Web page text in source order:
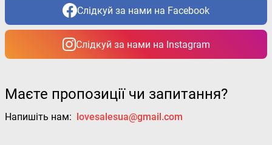
Слідкуй за нами на Facebook
Слідкуй за нами на Instagram
Маєте пропозиції чи запитання?
Напишіть нам: lovesalesua@gmail.com